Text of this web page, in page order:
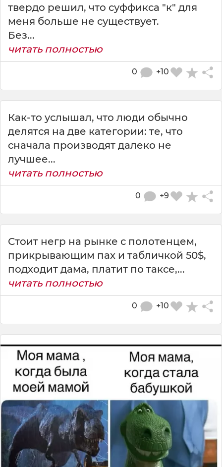
твердо решил, что суффикса "к" для
меня больше не существует.
Без...
читать полностью
+10
0
Как-то услышал, что люди обычно
делятся на две категории: те, что
сначала производят далеко не
лучшее...
читать полностью
+9
0
Стоит негр на рынке с полотенцем,
прикрывающим пах и табличкой 50$,
подходит дама, платит по таксе,...
читать полностью
+10
0